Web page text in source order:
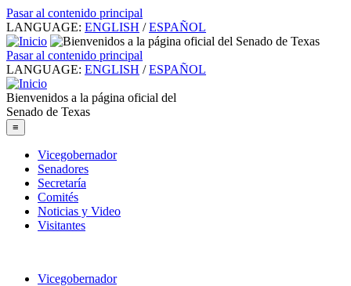
Pasar al contenido principal
LANGUAGE: ENGLISH / ESPAÑOL
Pasar al contenido principal
LANGUAGE: ENGLISH / ESPAÑOL
Bienvenidos a la página oficial del
Senado de Texas
≡
Vicegobernador
Senadores
Secretaría
Comités
Noticias y Video
Visitantes
Vicegobernador